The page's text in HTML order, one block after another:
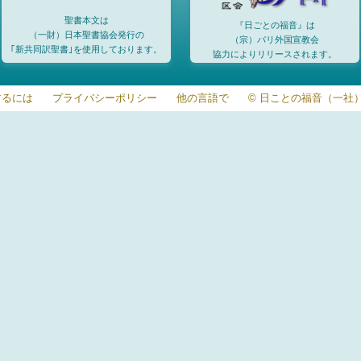
聖書本文は
（一財）日本聖書協会発行の
｢新共同訳聖書｣を使用しております。
『日ごとの福音』は
（宗）パリ外国宣教会
協力によりリリースされます。
には プライバシーポリシー 他の言語で © 日ことの福音（一社